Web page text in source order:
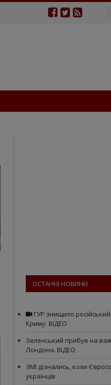
ОСТАННІ НОВИНИ
ГУР знищило
Криму. ВІДЕО
Зеленський прибув на
Лондона. ВІДЕО
ЗМІ дізнались, коли
українців